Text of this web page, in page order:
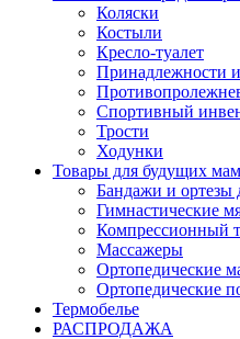
Коляски
Костыли
Кресло-туалет
Принадлежности
Спортивный
Трости
Ходунки
Товары для будущих мам
Бандажи и ортезы
Гимнастические
Компрессионный
Массажеры
Ортопедические
Ортопедические
Термобелье
РАСПРОДАЖА